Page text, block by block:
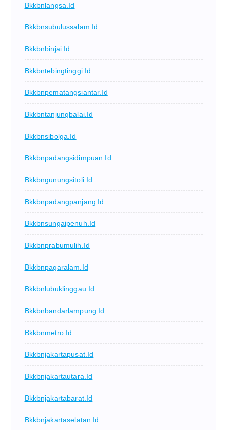
Bkkbnlangsa.id
Bkkbnsubulussalam.id
Bkkbnbinjai.id
Bkkbntebingtinggi.id
Bkkbnpematangsiantar.id
Bkkbntanjungbalai.id
Bkkbnsibolga.id
Bkkbnpadangsidimpuan.id
Bkkbngunungsitoli.id
Bkkbnpadangpanjang.id
Bkkbnsungaipenuh.id
Bkkbnprabumulih.id
Bkkbnpagaralam.id
Bkkbnlubuklinggau.id
Bkkbnbandarlampung.id
Bkkbnmetro.id
Bkkbnjakartapusat.id
Bkkbnjakartautara.id
Bkkbnjakartabarat.id
Bkkbnjakartaselatan.id